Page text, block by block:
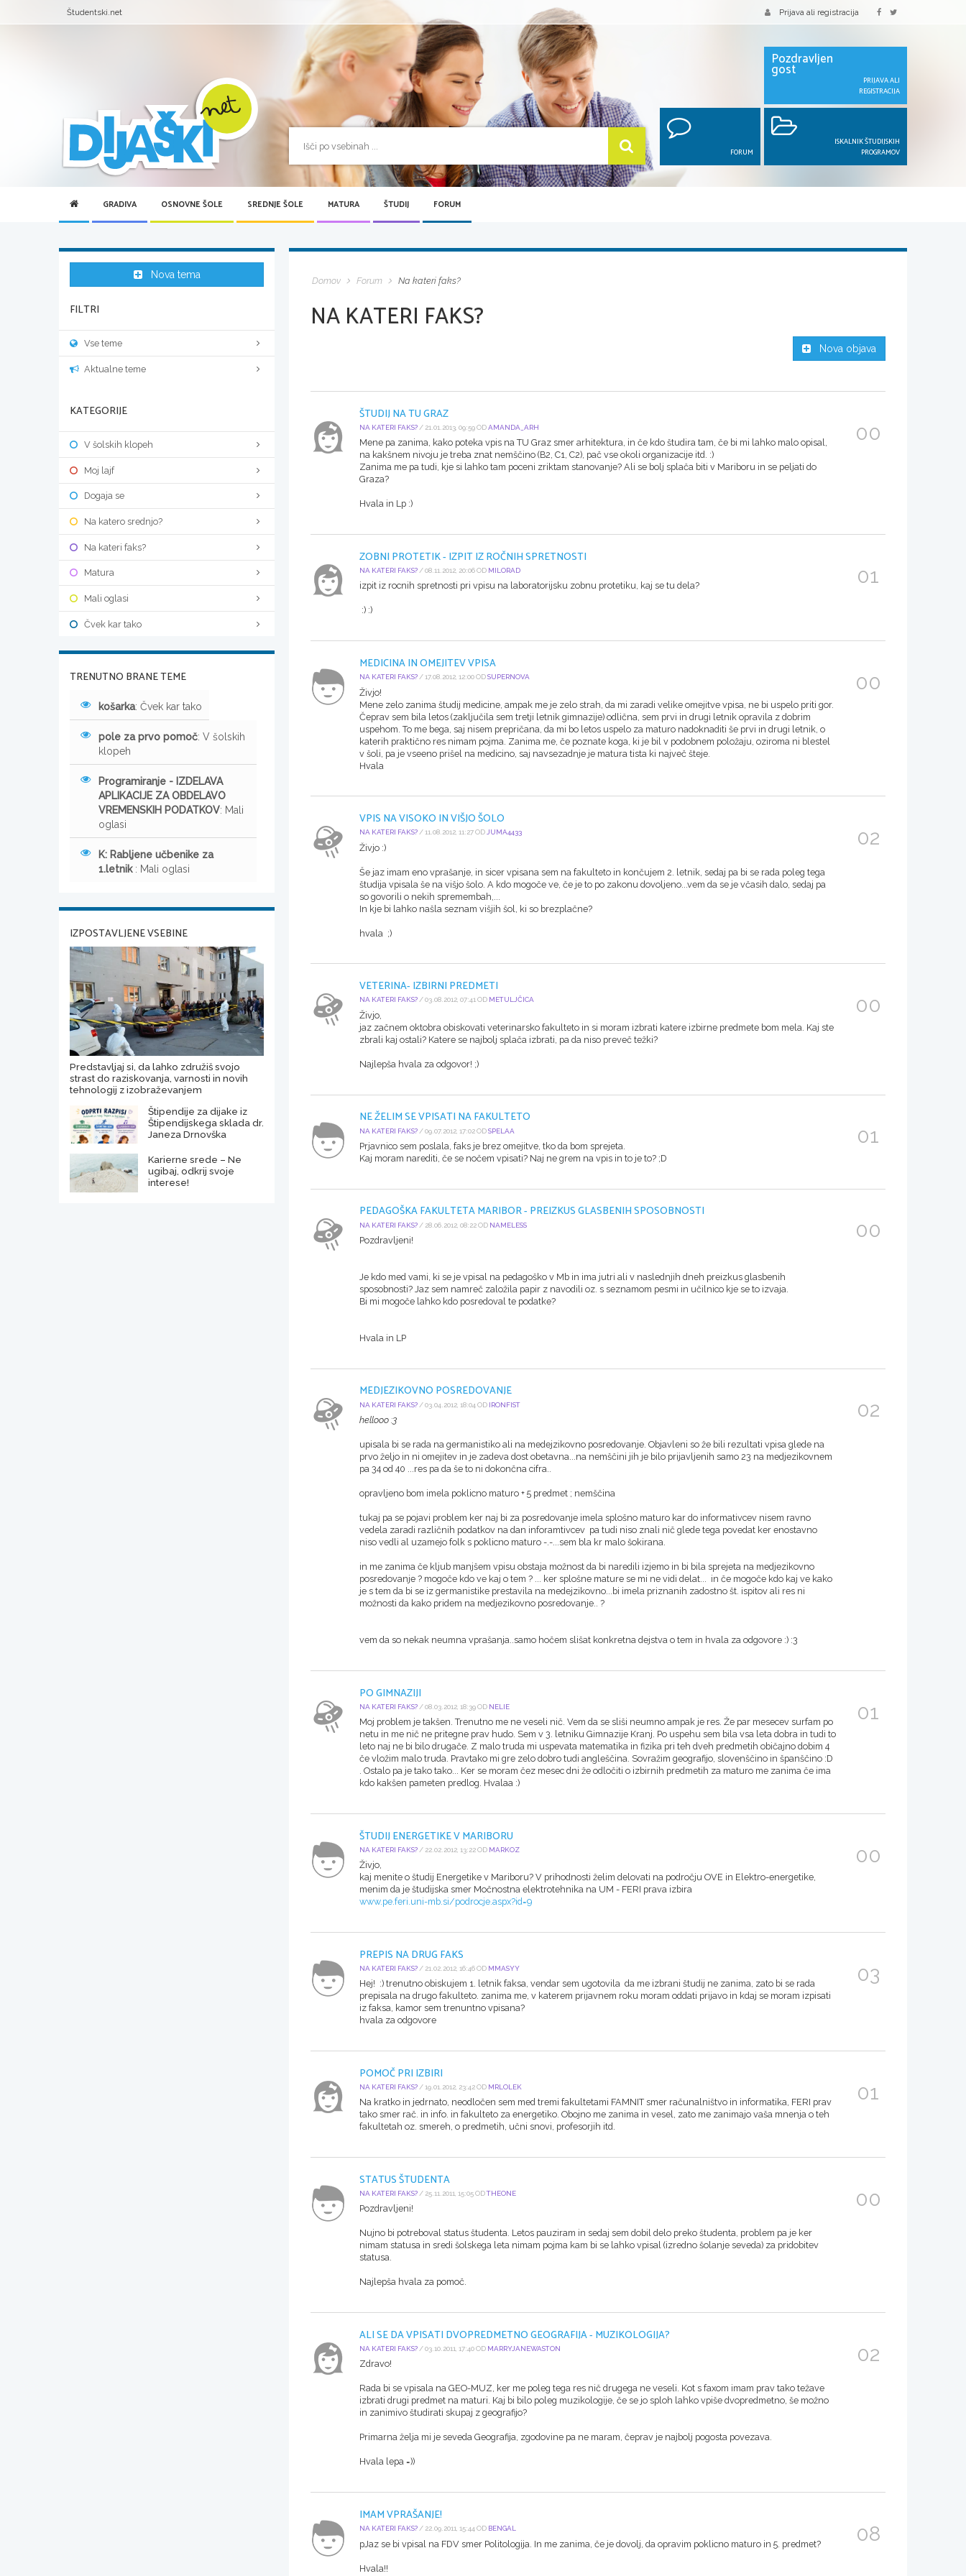
Študentski.net Prijava ali registracija
Pozdravljen
gost
PRIJAVA ALI
REGISTRACIJA
FORUM
ISKALNIK ŠTUDIJSKIH
PROGRAMOV
GRADIVA OSNOVNE ŠOLE SREDNJE ŠOLE MATURA ŠTUDIJ FORUM
Domov Forum Na kateri faks?
NA KATERI FAKS?
Nova objava
ŠTUDIJ NA TU GRAZ
NA KATERI FAKS? / 21.01.2013, 09:59 ODAMANDA_ARH
Mene pa zanima, kako poteka vpis na TU Graz smer arhitektura, in če kdo študira tam, če bi mi lahko malo opisal,
na kakšnem nivoju je treba znat nemščino (B2, C1, C2), pač vse okoli organizacije itd. :)
Zanima me pa tudi, kje si lahko tam poceni zriktam stanovanje? Ali se bolj splača biti v Mariboru in se peljati do
Graza?
Hvala in Lp :)
00
ZOBNI PROTETIK - IZPIT IZ ROČNIH SPRETNOSTI
NA KATERI FAKS? / 08.11.2012, 20:06 OD MILORAD
izpit iz rocnih spretnosti pri vpisu na laboratorijsku zobnu protetiku, kaj se tu dela?
:) :)
01
MEDICINA IN OMEJITEV VPISA
NA KATERI FAKS?/ 17.08.2012, 12:00 ODSUPERNOVA
Živjo!
Mene zelo zanima študij medicine, ampak me je zelo strah, da mi zaradi velike omejitve vpisa, ne bi uspelo priti gor.
Čeprav sem bila letos (zaključila sem tretji letnik gimnazije) odlična, sem prvi in drugi letnik opravila z dobrim
uspehom. To me bega, saj nisem prepričana, da mi bo letos uspelo za maturo nadoknaditi še prvi in drugi letnik, o
katerih praktično res nimam pojma. Zanima me, če poznate koga, ki je bil v podobnem položaju, oziroma ni blestel
v šoli, pa je vseeno prišel na medicino, saj navsezadnje je matura tista ki največ šteje.
Hvala
00
VPIS NA VISOKO IN VIŠJO ŠOLO
NA KATERI FAKS?/ 11.08.2012, 11:27 ODJUMA4433
Živjo :)
Še jaz imam eno vprašanje, in sicer vpisana sem na fakulteto in končujem 2. letnik, sedaj pa bi se rada poleg tega
študija vpisala še na višjo šolo. A kdo mogoče ve, če je to po zakonu dovoljeno...vem da se je včasih dalo, sedaj pa
so govorili o nekih spremembah,...
In kje bi lahko našla seznam višjih šol, ki so brezplačne?
hvala ;)
02
VETERINA- IZBIRNI PREDMETI
NA KATERI FAKS?/ 03.08.2012, 07:41 OD METULJČICA
Živjo,
jaz začnem oktobra obiskovati veterinarsko fakulteto in si moram izbrati katere izbirne predmete bom mela. Kaj ste
zbrali kaj ostali? Katere se najbolj splača izbrati, pa da niso preveč težki?
Najlepša hvala za odgovor! ;)
00
NE ŽELIM SE VPISATI NA FAKULTETO
NA KATERI FAKS? / 09.07.2012, 17:02 ODSPELAA
Prjavnico sem poslala, faks je brez omejitve, tko da bom sprejeta.
Kaj moram narediti, če se nočem vpisati? Naj ne grem na vpis in to je to? ;D
01
PEDAGOŠKA FAKULTETA MARIBOR - PREIZKUS GLASBENIH SPOSOBNOSTI
NA KATERI FAKS? / 28.06.2012, 08:22 OD NAMELESS
Pozdravljeni!
Je kdo med vami, ki se je vpisal na pedagoško v Mb in ima jutri ali v naslednjih dneh preizkus glasbenih
sposobnosti? Jaz sem namreč založila papir z navodili oz. s seznamom pesmi in učilnico kje se to izvaja.
Bi mi mogoče lahko kdo posredoval te podatke?
Hvala in LP
00
MEDJEZIKOVNO POSREDOVANJE
NA KATERI FAKS? / 03.04.2012, 18:04 OD IRONFIST
hellooo :3
upisala bi se rada na germanistiko ali na medejzikovno posredovanje. Objavleni so že bili rezultati vpisa glede na
prvo željo in ni omejitev in je zadeva dost obetavna...na nemščini jih je bilo prijavljenih samo 23 na medjezikovnem
pa 34 od 40 ...res pa da še to ni dokončna cifra..
opravljeno bom imela poklicno maturo + 5 predmet ; nemščina
tukaj pa se pojavi problem ker naj bi za posredovanje imela splošno maturo kar do informativcev nisem ravno
vedela zaradi različnih podatkov na dan inforamtivcev pa tudi niso znali nič glede tega povedat ker enostavno
niso vedli al uzamejo folk s poklicno maturo -.-...sem bla kr malo šokirana.
in me zanima če kljub manjšem vpisu obstaja možnost da bi naredili izjemo in bi bila sprejeta na medjezikovno
posredovanje ? mogoče kdo ve kaj o tem ? ... ker splošne mature se mi ne vidi delat... in če mogoče kdo kaj ve kako
je s tem da bi se iz germanistike prestavila na medejzikovno...bi imela priznanih zadostno št. ispitov ali res ni
možnosti da kako pridem na medjezikovno posredovanje.. ?
vem da so nekak neumna vprašanja..samo hočem slišat konkretna dejstva o tem in hvala za odgovore :) :3
02
PO GIMNAZIJI
NA KATERI FAKS? / 08.03.2012, 18:39 OD NELIE
Moj problem je takšen. Trenutno me ne veseli nič. Vem da se sliši neumno ampak je res. Že par mesecev surfam po
netu in me nič ne pritegne prav hudo. Sem v 3. letniku Gimnazije Kranj. Po uspehu sem bila vsa leta dobra in tudi to
leto naj ne bi bilo drugače. Z malo truda mi uspevata matematika in fizika pri teh dveh predmetih običajno dobim 4
če vložim malo truda. Pravtako mi gre zelo dobro tudi angleščina. Sovražim geografijo, slovenščino in španščino :D
. Ostalo pa je tako tako... Ker se moram čez mesec dni že odločiti o izbirnih predmetih za maturo me zanima če ima
kdo kakšen pameten predlog. Hvalaa :)
01
ŠTUDIJ ENERGETIKE V MARIBORU
NA KATERI FAKS? / 22.02.2012, 13:22 OD MARKOZ
Živjo,
kaj menite o študij Energetike v Mariboru? V prihodnosti želim delovati na področju OVE in Elektro-energetike,
menim da je študijska smer Močnostna elektrotehnika na UM - FERI prava izbira
www.pe.feri.uni-mb.si/podrocje.aspx?id=9
00
PREPIS NA DRUG FAKS
NA KATERI FAKS? / 21.02.2012, 16:46 OD MMASYY
Hej! :) trenutno obiskujem 1. letnik faksa, vendar sem ugotovila da me izbrani študij ne zanima, zato bi se rada
prepisala na drugo fakulteto. zanima me, v katerem prijavnem roku moram oddati prijavo in kdaj se moram izpisati
iz faksa, kamor sem trenuntno vpisana?
hvala za odgovore
03
POMOČ PRI IZBIRI
NA KATERI FAKS? / 19.01.2012, 23:42 OD MRLOLEK
Na kratko in jedrnato, neodločen sem med tremi fakultetami FAMNIT smer računalništvo in informatika, FERI prav
tako smer rač. in info. in fakulteto za energetiko. Obojno me zanima in vesel, zato me zanimajo vaša mnenja o teh
fakultetah oz. smereh, o predmetih, učni snovi, profesorjih itd.
01
STATUS ŠTUDENTA
NA KATERI FAKS? / 25.11.2011, 15:05 ODTHEONE
Pozdravljeni!
Nujno bi potreboval status študenta. Letos pauziram in sedaj sem dobil delo preko študenta, problem pa je ker
nimam statusa in sredi šolskega leta nimam pojma kam bi se lahko vpisal (izredno šolanje seveda) za pridobitev
statusa.
Najlepša hvala za pomoč.
00
ALI SE DA VPISATI DVOPREDMETNO GEOGRAFIJA - MUZIKOLOGIJA?
NA KATERI FAKS? / 03.10.2011, 17:40 OD MARRYJANEWASTON
Zdravo!
Rada bi se vpisala na GEO-MUZ, ker me poleg tega res nič drugega ne veseli. Kot s faxom imam prav tako težave
izbrati drugi predmet na maturi. Kaj bi bilo poleg muzikologije, če se jo sploh lahko vpiše dvopredmetno, še možno
in zanimivo študirati skupaj z geografijo?
Primarna želja mi je seveda Geografija, zgodovine pa ne maram, čeprav je najbolj pogosta povezava.
Hvala lepa =))
02
IMAM VPRAŠANJE!
NA KATERI FAKS?/ 22.09.2011, 15:44 OD BENGAL
pJaz se bi vpisal na FDV smer Politologija. In me zanima, če je dovolj, da opravim poklicno maturo in 5. predmet?
Hvala!!
08
Nova tema
FILTRI
Vse teme
Aktualne teme
KATEGORIJE
V šolskih klopeh
Moj lajf
Dogaja se
Na katero srednjo?
Na kateri faks?
Matura
Mali oglasi
Čvek kar tako
TRENUTNO BRANE TEME
košarka: Čvek kar tako
pole za prvo pomoč: V šolskih
klopeh
Programiranje - IZDELAVA
APLIKACIJE ZA OBDELAVO
VREMENSKIH PODATKOV: Mali
oglasi
K: Rabljene učbenike za
1.letnik : Mali oglasi
IZPOSTAVLJENE VSEBINE
Predstavljaj si, da lahko združiš svojo
strast do raziskovanja, varnosti in novih
tehnologij z izobraževanjem
Štipendije za dijake iz
Štipendijskega sklada dr.
Janeza Drnovška
Karierne srede – Ne
ugibaj, odkrij svoje
interese!